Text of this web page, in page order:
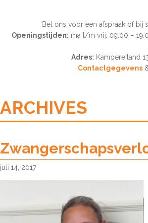
Bel ons voor een afspraak of bij
Openingstijden: ma t/m vrij: 09:00 –
Adres: Kampereiland
Contactgegevens
ARCHIVES
juli 14, 2017